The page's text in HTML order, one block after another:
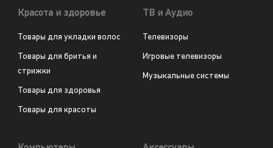
Красота и здоровье
Товары для укладки волос
Товары для бритья и
стрижки
Товары для здоровья
Товары для красоты
ТВ и Аудио
Телевизоры
Игровые телевизоры
Музыкальные системы